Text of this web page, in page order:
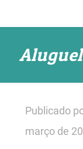
Publicado
março de